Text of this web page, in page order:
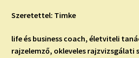
Szeretettel: Timke
life és business coach, életviteli
rajzelemző, okleveles rajzvizsgálati